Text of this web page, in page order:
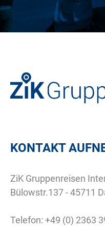
KONTAKT
ZiK Gruppenreisen
Bülowstr.137 - 45711
Telefon: +49 (0) 2363